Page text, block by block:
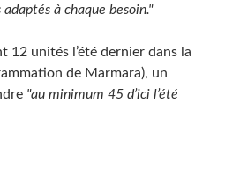
à chaque besoin."
12 unités l’été dernier dans la
de Marmara), un
"au minimum 45 d’ici l’été